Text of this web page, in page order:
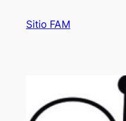
Sitio FAM